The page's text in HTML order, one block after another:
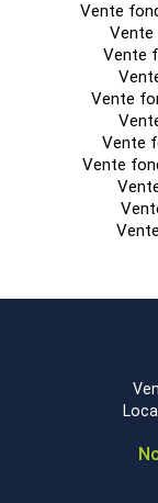
Vente
Vente
Vente
Vente
Vente
Vente